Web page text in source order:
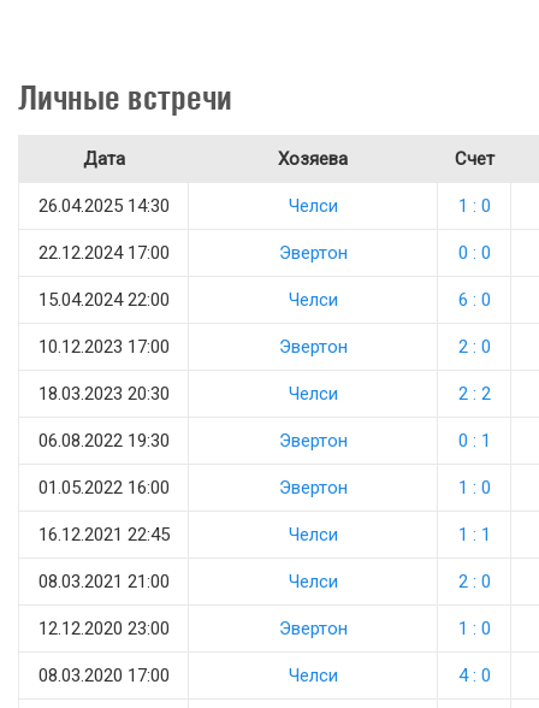
Личные встречи
Дата Хозяева Счет
26.04.2025 14:30 Челси 1 : 0
22.12.2024 17:00 Эвертон 0 : 0
15.04.2024 22:00 Челси 6 : 0
10.12.2023 17:00 Эвертон 2 : 0
18.03.2023 20:30 Челси 2 : 2
06.08.2022 19:30 Эвертон 0 : 1
01.05.2022 16:00 Эвертон 1 : 0
16.12.2021 22:45 Челси 1 : 1
08.03.2021 21:00 Челси 2 : 0
12.12.2020 23:00 Эвертон 1 : 0
08.03.2020 17:00 Челси 4 : 0